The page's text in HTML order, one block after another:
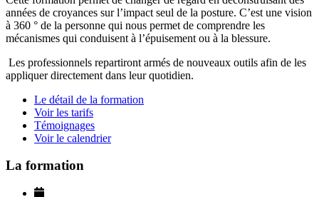
années de croyances sur l’impact seul de la posture. C’est une vision
à 360 ° de la personne qui nous permet de comprendre les
mécanismes qui conduisent à l’épuisement ou à la blessure.
Les professionnels repartiront armés de nouveaux outils afin de les
appliquer directement dans leur quotidien.
Le détail de la formation
Voir les tarifs
Témoignages
Voir le calendrier
La formation